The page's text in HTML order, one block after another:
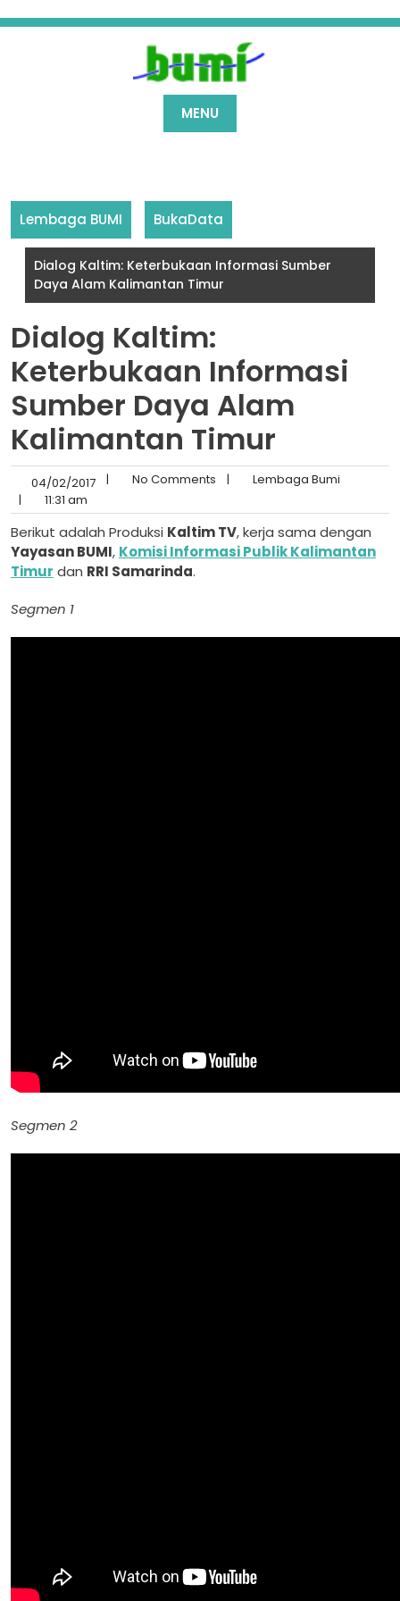
to
MENU
Lembaga BUMI BukaData
Dialog Kaltim: Keterbukaan Informasi Sumber
Daya Alam Kalimantan Timur
Dialog Kaltim:
Keterbukaan Informasi
Sumber Daya Alam
Kalimantan Timur
04/02/2017 | No Comments |
Lembaga Bumi
|
11:31 am
Berikut adalah Produksi Kaltim TV, kerja sama dengan
Yayasan BUMI, Komisi Informasi Publik Kalimantan
Timur dan RRI Samarinda.
Segmen 1
Segmen 2